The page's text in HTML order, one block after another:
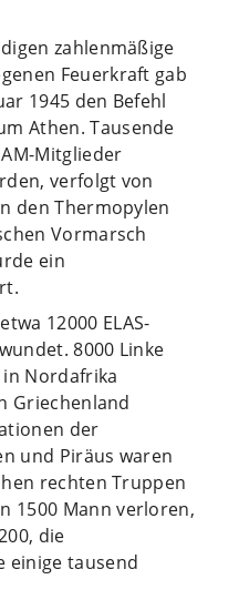
zahlenmäßige
Feuerkraft gab
1945 den Befehl
Athen. Tausende
Mitglieder
verfolgt von
den Thermopylen
Vormarsch
ein
12000 ELAS-
8000 Linke
Nordafrika
Griechenland
der
und Piräus waren
rechten Truppen
1500 Mann verloren,
die
einige tausend